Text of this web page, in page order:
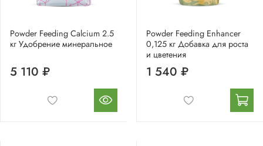
Powder Feeding Calcium 2.5
кг Удобрение минеральное
5 110 ₽
Powder Feeding Enhancer
0,125 кг Добавка для роста
и цветения
1 540 ₽